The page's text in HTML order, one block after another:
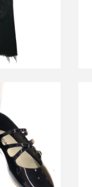
ビーズバレリ
ーズ